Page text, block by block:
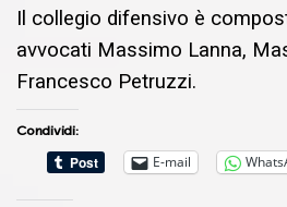
Il collegio difensivo è
avvocati Massimo Lanna,
Francesco Petruzzi.
Condividi:
E-mail